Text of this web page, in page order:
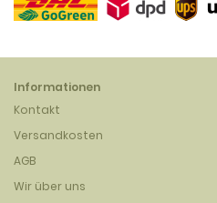
Informationen
Kontakt
Versandkosten
AGB
Wir über uns